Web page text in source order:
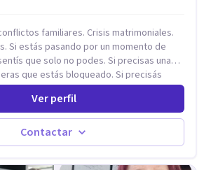
reprocesamiento de heridas de la
cognitiva profunda, permitiendo
emociones y decisiones desde su
para comprender, sanar y transformar la
la Dra. Sandra Milena Jiménez Duque
opciones para acompañarte. Porque
interno, cambias tu forma de pensar,
familiares. Crisis matrimoniales.
Si estás pasando por un momento de
que solo no podes. Si precisas una
que estás bloqueado. Si precisás
logras definir proyectos, objetivos,
pensás que lo que te pasa no es tan
Si estás en adicciones y tu
con lo que te está pasando. No dudes
de comenzar a resolver la situación que
Ver perfil
Contactar